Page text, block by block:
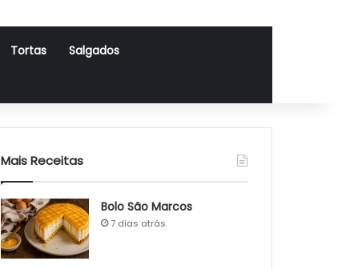
Tortas Salgados
Mais Receitas
Bolo São Marcos
7 dias atrás